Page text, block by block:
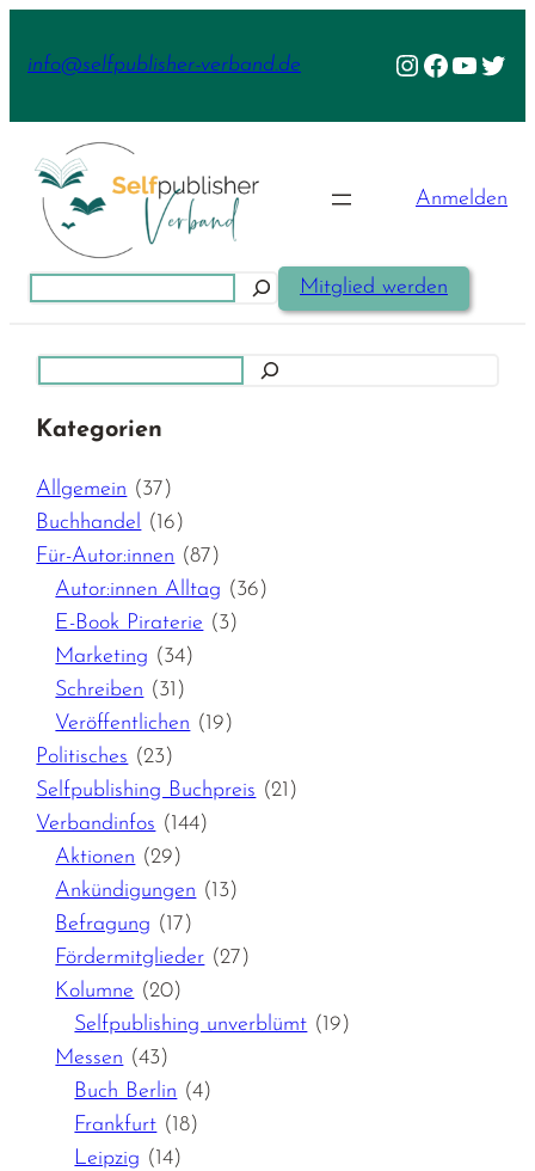
Inhalt
info@selfpublisher-verband.de Instagram
Facebook
Anmelden
Mitglied werden
Kategorien
Allgemein (37)
Buchhandel
(16)
Für-Autor:innen (87)
Autor:innen Alltag (36)
E-Book Piraterie (3)
Marketing (34)
Schreiben (31)
Veröffentlichen (19)
Politisches (23)
Selfpublishing Buchpreis (21)
Verbandinfos (144)
Aktionen (29)
Ankündigungen (13)
Befragung (17)
Fördermitglieder (27)
Kolumne (20)
Selfpublishing unverblümt (19)
Messen (43)
Buch Berlin (4)
Frankfurt (18)
Leipzig (14)